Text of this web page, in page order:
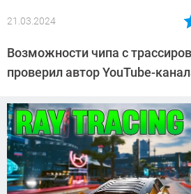
21.03.2024
Автор:
Калашников
Возможности чипа с
проверил автор YouTube-